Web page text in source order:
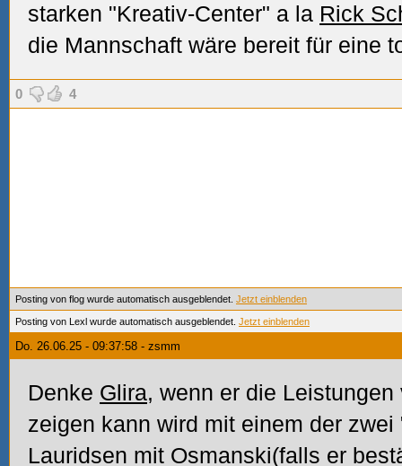
starken "Kreativ-Center" a la Rick
die Mannschaft wäre bereit für eine
0 4
Posting von flog wurde automatisch ausgeblendet. Jetzt einblenden
Posting von Lexl wurde automatisch ausgeblendet. Jetzt einblenden
Do. 26.06.25 - 09:37:58 - zsmm
Denke Glira, wenn er die
zeigen kann wird mit einem der
Lauridsen mit Osmanski(falls er